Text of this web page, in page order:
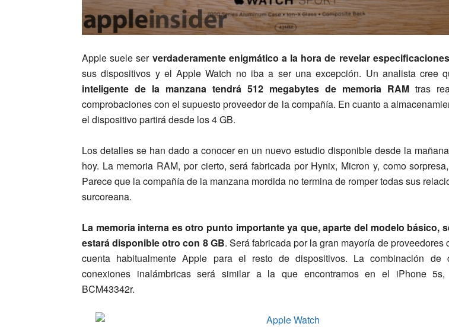
Apple suele ser verdaderamente enigmático a la hora de revelar especificaciones
sus dispositivos y el Apple Watch no iba a ser una excepción. Un analista cree
inteligente de la manzana tendrá 512 megabytes de memoria RAM tras
comprobaciones con el supuesto proveedor de la compañía. En cuanto a
el dispositivo partirá desde los 4 GB.
Los detalles se han dado a conocer en un nuevo estudio disponible desde la
hoy. La memoria RAM, por cierto, será fabricada por Hynix, Micron y, como
Parece que la compañía de la manzana mordida no termina de romper todas sus
surcoreana.
La memoria interna es otro punto importante ya que, aparte del modelo básico,
estará disponible otro con 8 GB. Será fabricada por la gran mayoría de proveedores
cuenta habitualmente Apple para el resto de dispositivos. La combinación de
conexiones inalámbricas será similar a la que encontramos en el iPhone 5s,
BCM43342r.